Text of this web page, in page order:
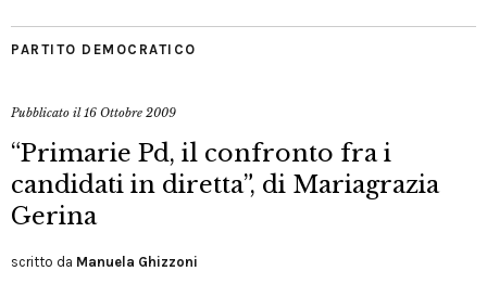
PARTITO DEMOCRATICO
Pubblicato il16 Ottobre 2009
“Primarie Pd, il confronto fra i
candidati in diretta”, di Mariagrazia
Gerina
scritto da Manuela Ghizzoni